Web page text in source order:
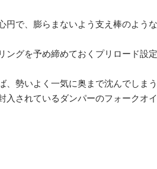
で、膨らまないよう支え棒のよう
グを予め締めておくプリロード設
勢いよく一気に奥まで沈んでしま
されているダンパーのフォークオ